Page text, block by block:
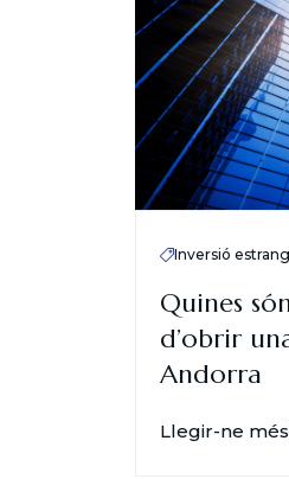
Inversió
Quines
d’obrir
Andorra
Llegir-ne més